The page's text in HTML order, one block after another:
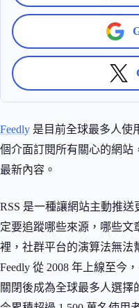
Feedly 是目前全球最多人使
個介面訂閱所有關心的網站
最新內容。
RSS 是一種讓網站主動推
定要追蹤哪些來源，哪些文
裡，社群平台的演算法無法
Feedly 從 2008 年上線至今
關閉後成為全球最多人選擇